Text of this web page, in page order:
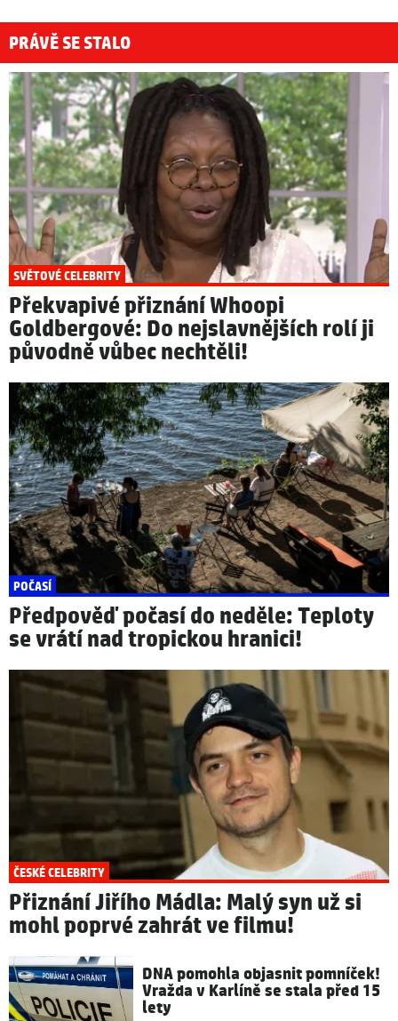
PRÁVĚ SE STALO
SVĚTOVÉ CELEBRITY
Překvapivé přiznání Whoopi
Goldbergové: Do nejslavnějších rolí ji
původně vůbec nechtěli!
POČASÍ
Předpověď počasí do neděle: Teploty
se vrátí nad tropickou hranici!
ČESKÉ CELEBRITY
Přiznání Jiřího Mádla: Malý syn už si
mohl poprvé zahrát ve filmu!
DNA pomohla objasnit pomníček!
Vražda v Karlíně se stala před 15
lety